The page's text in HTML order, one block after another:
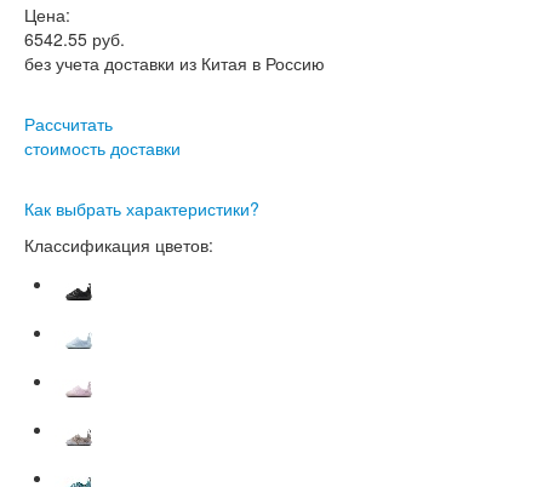
Цена:
6542.55 руб.
без учета доставки из Китая в Россию
Рассчитать
стоимость доставки
Как выбрать характеристики?
Классификация цветов: